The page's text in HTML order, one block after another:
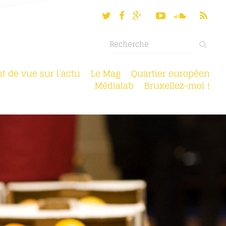
de vue sur l’actu Le Mag Quartier européen
Médialab Bruxellez-moi !